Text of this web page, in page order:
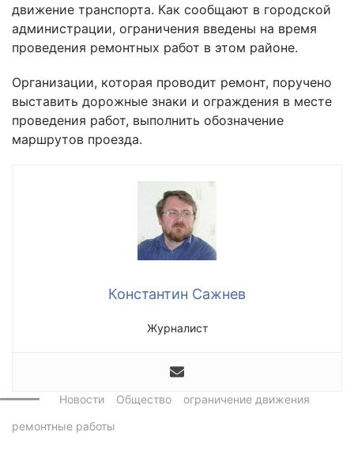
движение транспорта. Как сообщают в городской
администрации, ограничения введены на время
проведения ремонтных работ в этом районе.
Организации, которая проводит ремонт, поручено
выставить дорожные знаки и ограждения в месте
проведения работ, выполнить обозначение
маршрутов проезда.
Константин Сажнев
Журналист
Новости Общество
ограничение движения
ремонтные работы